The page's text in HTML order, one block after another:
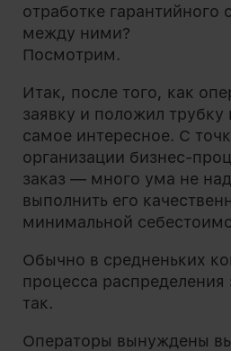
отработке гарантийного
между ними?
Посмотрим.
Итак, после того, как
заявку и положил трубку
самое интересное. С
организации бизнес-
заказ — много ума не
выполнить его
минимальной
Обычно в средненьких
процесса распределения
так.
Операторы вынуждены